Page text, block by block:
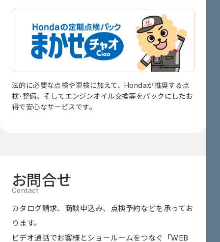
法的に必要な点検や車検に加えて、Hondaが推奨する点
検･整備、そしてエンジンオイル交換等をパックにしたお
得で安心なサービスです。
お問合せ
カタログ請求、商談申込み、点検予約などを承ってお
ります。
ビデオ通話でお客様とショールームをつなぐ
「WEB